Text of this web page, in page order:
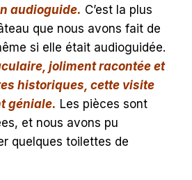
audioguide. C’est la plus
que nous avons fait de
si elle était audioguidée.
joliment racontée et
historiques, cette visite
géniale. Les pièces sont
et nous avons pu
quelques toilettes de